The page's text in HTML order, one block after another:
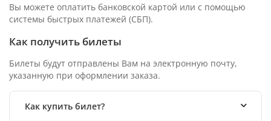
Вы можете оплатить банковской картой или с помощью
системы быстрых платежей (СБП).
Как получить билеты
Билеты будут отправлены Вам на электронную почту,
указанную при оформлении заказа.
Как купить билет?